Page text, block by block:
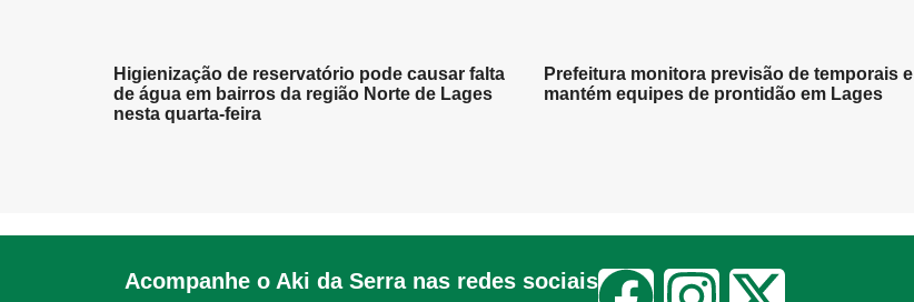
Higienização de reservatório pode causar falta
de água em bairros da região Norte de Lages
nesta quarta-feira
Prefeitura monitora previsão de temporais e
mantém equipes de prontidão em Lages
Acompanhe o Aki da Serra nas redes sociais